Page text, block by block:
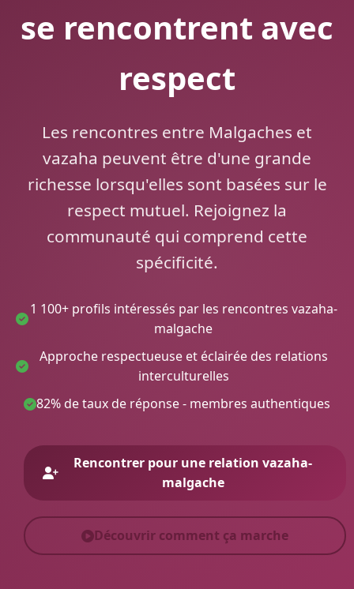
se rencontrent avec
respect
Les rencontres entre Malgaches et
vazaha peuvent être d'une grande
richesse lorsqu'elles sont basées sur le
respect mutuel. Rejoignez la
communauté qui comprend cette
spécificité.
1 100+ profils intéressés par les rencontres vazaha-
malgache
Approche respectueuse et éclairée des relations
interculturelles
82% de taux de réponse - membres authentiques
Rencontrer pour une relation vazaha-
malgache
Découvrir comment ça marche